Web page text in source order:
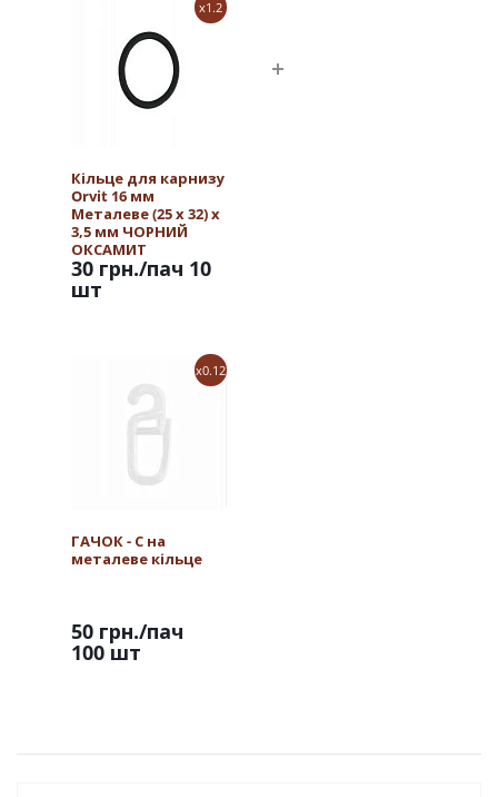
x1.2
Кільце для карнизу
Orvit 16 мм
Металеве (25 х 32) х
3,5 мм ЧОРНИЙ
ОКСАМИТ
30 грн./пач 10
шт
x0.12
ГАЧОК - С на
металеве кільце
50 грн./пач
100 шт